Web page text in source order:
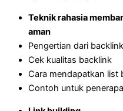
Teknik rahasia
aman
Pengertian dari backlink
Cek kualitas backlink
Cara mendapatkan list
Contoh untuk